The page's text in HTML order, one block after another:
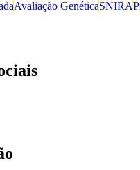
Avaliação GenéticaSNIRA